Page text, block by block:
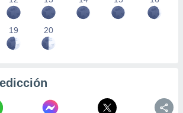
19 20